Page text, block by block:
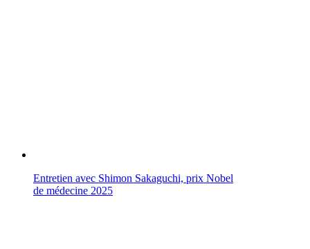
Entretien avec Shimon Sakaguchi, prix Nobel
de médecine 2025